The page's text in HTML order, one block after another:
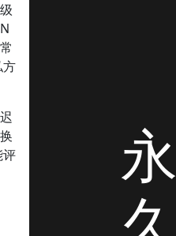
方
评
永